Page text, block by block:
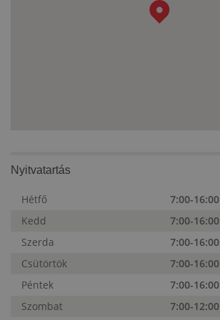
Nyitvatartás
Hétfő
7:00-16:00
Kedd
7:00-16:00
Szerda
7:00-16:00
Csütörtök
7:00-16:00
Péntek
7:00-16:00
Szombat
7:00-12:00